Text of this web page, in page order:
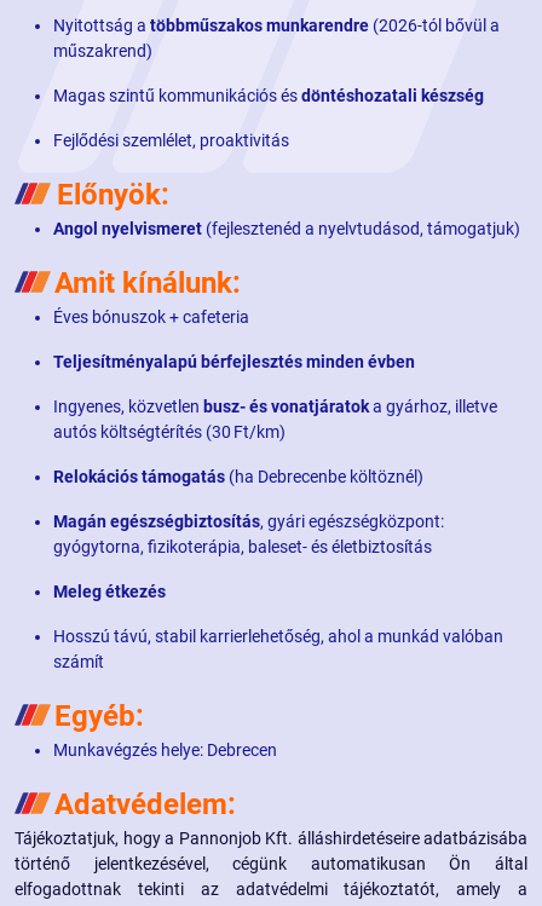
Nyitottság a többműszakos munkarendre (2026-tól bővül a
műszakrend)
Magas szintű kommunikációs ésdöntéshozatali készség
Fejlődési szemlélet, proaktivitás
Előnyök:
Angol nyelvismeret (fejlesztenéd a nyelvtudásod, támogatjuk)
Amit kínálunk:
Éves bónuszok + cafeteria
Teljesítményalapú bérfejlesztés minden évben
Ingyenes, közvetlen busz- és vonatjáratoka gyárhoz, illetve
autós költségtérítés (30 Ft/km)
Relokációs támogatás (ha Debrecenbe költöznél)
Magán egészségbiztosítás, gyári egészségközpont:
gyógytorna, fizikoterápia, baleset- és életbiztosítás
Meleg étkezés
Hosszú távú, stabil karrierlehetőség, ahol a munkád valóban
számít
Egyéb:
Munkavégzés helye: Debrecen
Adatvédelem:
Tájékoztatjuk, hogy a Pannonjob Kft. álláshirdetéseire adatbázisába
történő jelentkezésével, cégünk automatikusan Ön által
elfogadottnak tekinti az adatvédelmi tájékoztatót, amely a